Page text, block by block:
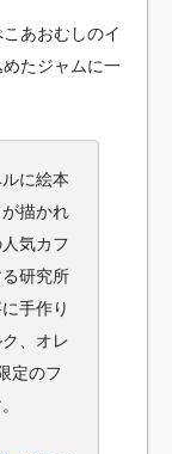
あおむしのイ
たジャムに一
に絵本
描かれ
気カフ
研究所
手作り
、オレ
定のフ